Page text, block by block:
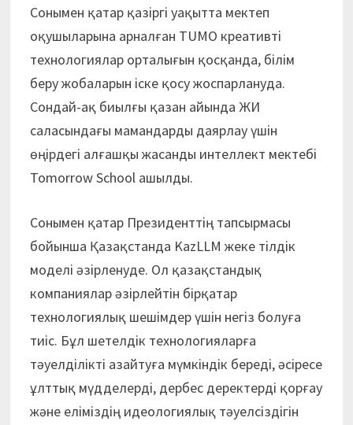
Сонымен қатар қазіргі уақытта мектеп
оқушыларына арналған TUMO креативті
технологиялар орталығын қосқанда, білім
беру жобаларын іске қосу жоспарлануда.
Сондай-ақ биылғы қазан айында ЖИ
саласындағы мамандарды даярлау үшін
өңірдегі алғашқы жасанды интеллект мектебі
Tomorrow School ашылды.
Сонымен қатар Президенттің тапсырмасы
бойынша Қазақстанда KazLLM жеке тілдік
моделі әзірленуде. Ол қазақстандық
компаниялар әзірлейтін бірқатар
технологиялық шешімдер үшін негіз болуға
тиіс. Бұл шетелдік технологияларға
тәуелділікті азайтуға мүмкіндік береді, әсіресе
ұлттық мүдделерді, дербес деректерді қорғау
және еліміздің идеологиялық тәуелсіздігін